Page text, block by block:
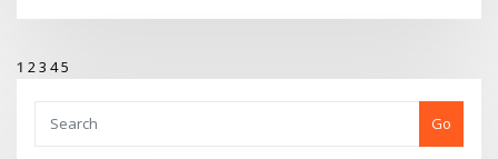
1 23 45
Go